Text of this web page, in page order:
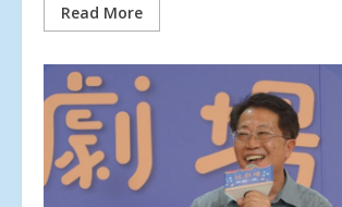
Read More